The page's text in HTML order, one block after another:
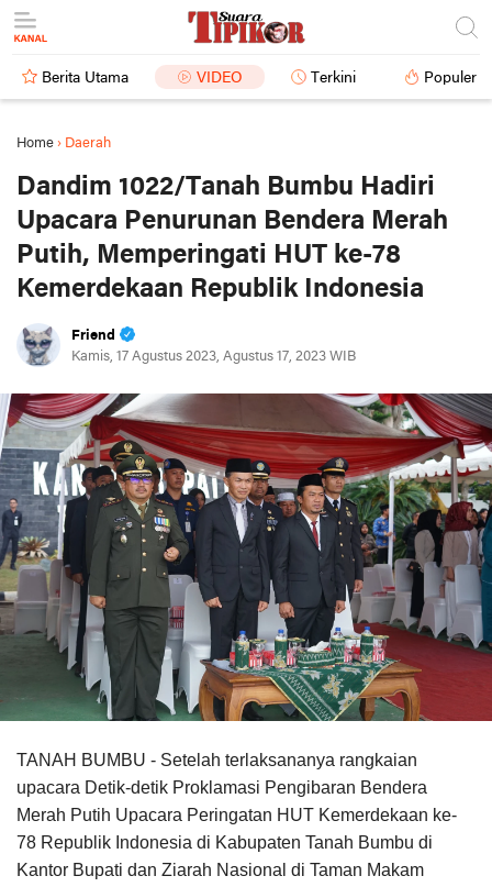
Berita Utama VIDEO Terkini Populer
Home › Daerah
Dandim 1022/Tanah Bumbu Hadiri
Upacara Penurunan Bendera Merah
Putih, Memperingati HUT ke-78
Kemerdekaan Republik Indonesia
Friend
Kamis, 17 Agustus 2023, Agustus 17, 2023 WIB
TANAH BUMBU - Setelah terlaksananya rangkaian
upacara Detik-detik Proklamasi Pengibaran Bendera
Merah Putih Upacara Peringatan HUT Kemerdekaan ke-
78 Republik Indonesia di Kabupaten Tanah Bumbu di
Kantor Bupati dan Ziarah Nasional di Taman Makam